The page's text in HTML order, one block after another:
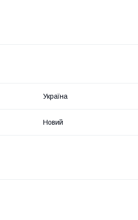
Україна
Новий